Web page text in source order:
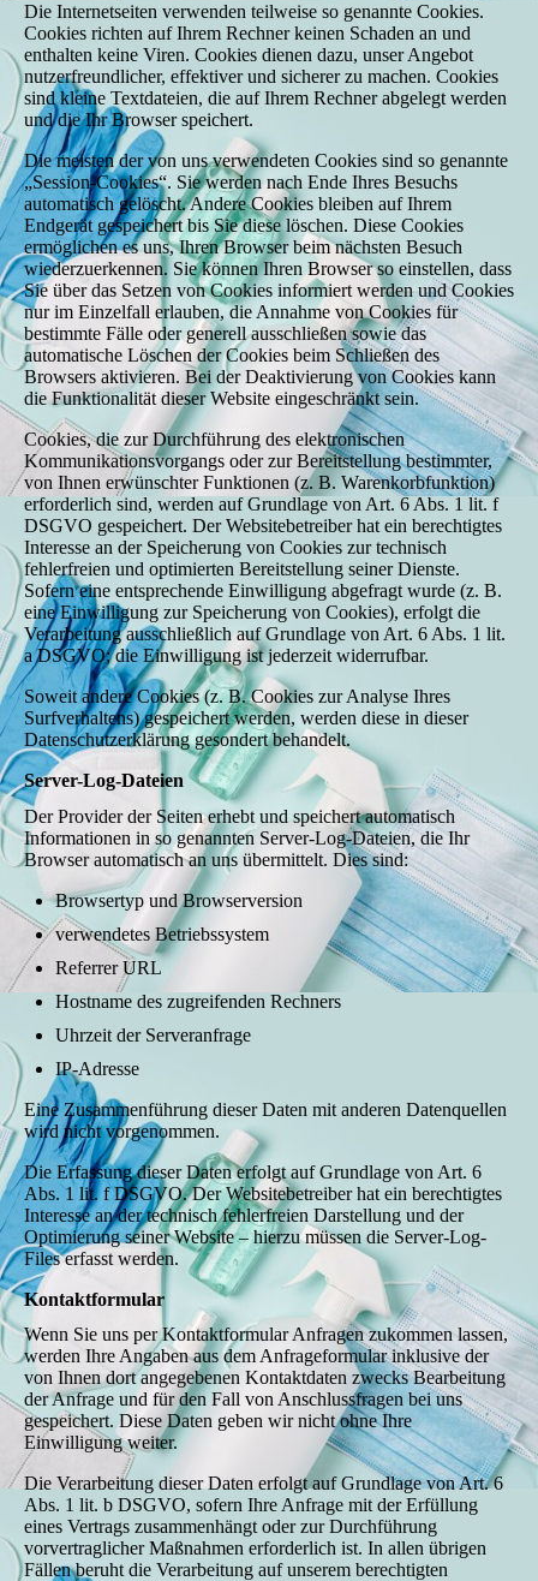
Die Internetseiten verwenden teilweise so genannte Cookies.
Cookies richten auf Ihrem Rechner keinen Schaden an und
enthalten keine Viren. Cookies dienen dazu, unser Angebot
nutzerfreundlicher, effektiver und sicherer zu machen. Cookies
sind kleine Textdateien, die auf Ihrem Rechner abgelegt werden
und die Ihr Browser speichert.
Die meisten der von uns verwendeten Cookies sind so genannte
„Session-Cookies“. Sie werden nach Ende Ihres Besuchs
automatisch gelöscht. Andere Cookies bleiben auf Ihrem
Endgerät gespeichert bis Sie diese löschen. Diese Cookies
ermöglichen es uns, Ihren Browser beim nächsten Besuch
wiederzuerkennen. Sie können Ihren Browser so einstellen, dass
Sie über das Setzen von Cookies informiert werden und Cookies
nur im Einzelfall erlauben, die Annahme von Cookies für
bestimmte Fälle oder generell ausschließen sowie das
automatische Löschen der Cookies beim Schließen des
Browsers aktivieren. Bei der Deaktivierung von Cookies kann
die Funktionalität dieser Website eingeschränkt sein.
Cookies, die zur Durchführung des elektronischen
Kommunikationsvorgangs oder zur Bereitstellung bestimmter,
von Ihnen erwünschter Funktionen (z. B. Warenkorbfunktion)
erforderlich sind, werden auf Grundlage von Art. 6 Abs. 1 lit. f
DSGVO gespeichert. Der Websitebetreiber hat ein berechtigtes
Interesse an der Speicherung von Cookies zur technisch
fehlerfreien und optimierten Bereitstellung seiner Dienste.
Sofern eine entsprechende Einwilligung abgefragt wurde (z. B.
eine Einwilligung zur Speicherung von Cookies), erfolgt die
Verarbeitung ausschließlich auf Grundlage von Art. 6 Abs. 1 lit.
a DSGVO; die Einwilligung ist jederzeit widerrufbar.
Soweit andere Cookies (z. B. Cookies zur Analyse Ihres
Surfverhaltens) gespeichert werden, werden diese in dieser
Datenschutzerklärung gesondert behandelt.
Server-Log-Dateien
Der Provider der Seiten erhebt und speichert automatisch
Informationen in so genannten Server-Log-Dateien, die Ihr
Browser automatisch an uns übermittelt. Dies sind:
Browsertyp und Browserversion
verwendetes Betriebssystem
Referrer URL
Hostname des zugreifenden Rechners
Uhrzeit der Serveranfrage
IP-Adresse
Eine Zusammenführung dieser Daten mit anderen Datenquellen
wird nicht vorgenommen.
Die Erfassung dieser Daten erfolgt auf Grundlage von Art. 6
Abs. 1 lit. f DSGVO. Der Websitebetreiber hat ein berechtigtes
Interesse an der technisch fehlerfreien Darstellung und der
Optimierung seiner Website – hierzu müssen die Server-Log-
Files erfasst werden.
Kontaktformular
Wenn Sie uns per Kontaktformular Anfragen zukommen lassen,
werden Ihre Angaben aus dem Anfrageformular inklusive der
von Ihnen dort angegebenen Kontaktdaten zwecks Bearbeitung
der Anfrage und für den Fall von Anschlussfragen bei uns
gespeichert. Diese Daten geben wir nicht ohne Ihre
Einwilligung weiter.
Die Verarbeitung dieser Daten erfolgt auf Grundlage von Art. 6
Abs. 1 lit. b DSGVO, sofern Ihre Anfrage mit der Erfüllung
eines Vertrags zusammenhängt oder zur Durchführung
vorvertraglicher Maßnahmen erforderlich ist. In allen übrigen
Fällen beruht die Verarbeitung auf unserem berechtigten